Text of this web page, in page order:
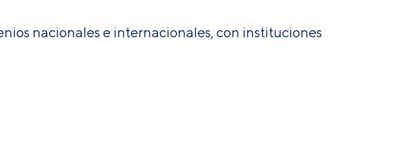
nacionales e internacionales, con instituciones